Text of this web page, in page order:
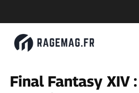
Final Fantasy XIV